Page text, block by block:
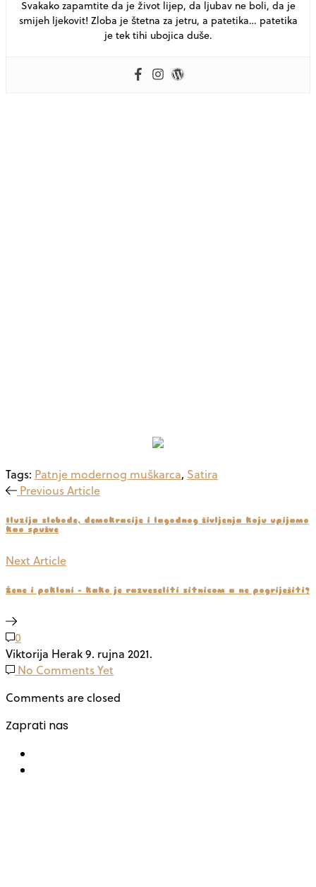
Svakako zapamtite da je život lijep, da ljubav ne boli, da je
smijeh ljekovit! Zloba je štetna za jetru, a patetika… patetika
je tek tihi ubojica duše.
Tags: Patnje modernog muškarca, Satira
Previous Article
Iluzija slobode, demokracije i lagodnog življenja koju upijamo
kao spužve
Next Article
Žene i pokloni – kako je razveseliti sitnicom a ne pogriješiti?
0
Viktorija Herak9. rujna 2021.
No Comments Yet
Comments are closed
Zaprati nas